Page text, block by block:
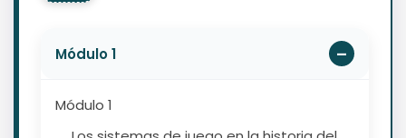
Módulo 1
Módulo 1